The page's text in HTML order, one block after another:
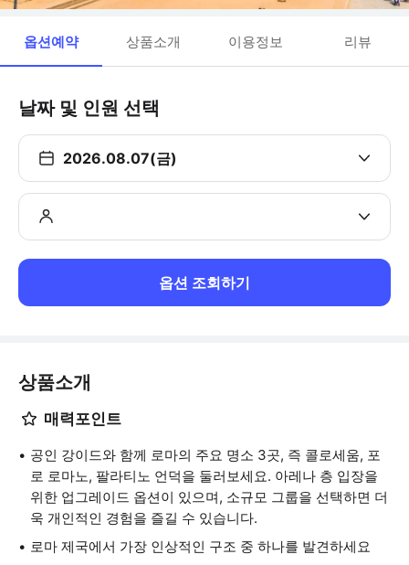
옵션예약 상품소개 이용정보 리뷰
날짜 및 인원 선택
2026.08.07(금)
옵션 조회하기
상품소개
매력포인트
공인 강이드와 함께 로마의 주요 명소 3곳, 즉 콜로세움, 포
로 로마노, 팔라티노 언덕을 둘러보세요. 아레나 층 입장을
위한 업그레이드 옵션이 있으며, 소규모 그룹을 선택하면 더
욱 개인적인 경험을 즐길 수 있습니다.
로마 제국에서 가장 인상적인 구조 중 하나를 발견하세요